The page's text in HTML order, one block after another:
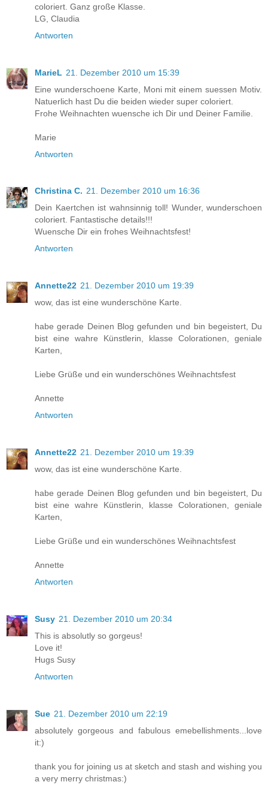
coloriert. Ganz große Klasse.
LG, Claudia
Antworten
MarieL 21. Dezember 2010 um 15:39
Eine wunderschoene Karte, Moni mit einem suessen Motiv.
Natuerlich hast Du die beiden wieder super coloriert.
Frohe Weihnachten wuensche ich Dir und Deiner Familie.
Marie
Antworten
Christina C. 21. Dezember 2010 um 16:36
Dein Kaertchen ist wahnsinnig toll! Wunder, wunderschoen
coloriert. Fantastische details!!!
Wuensche Dir ein frohes Weihnachtsfest!
Antworten
Annette22 21. Dezember 2010 um 19:39
wow, das ist eine wunderschöne Karte.
habe gerade Deinen Blog gefunden und bin begeistert, Du
bist eine wahre Künstlerin, klasse Colorationen, geniale
Karten,
Liebe Grüße und ein wunderschönes Weihnachtsfest
Annette
Antworten
Annette22 21. Dezember 2010 um 19:39
wow, das ist eine wunderschöne Karte.
habe gerade Deinen Blog gefunden und bin begeistert, Du
bist eine wahre Künstlerin, klasse Colorationen, geniale
Karten,
Liebe Grüße und ein wunderschönes Weihnachtsfest
Annette
Antworten
Susy 21. Dezember 2010 um 20:34
This is absolutly so gorgeus!
Love it!
Hugs Susy
Antworten
Sue 21. Dezember 2010 um 22:19
absolutely gorgeous and fabulous emebellishments...love
it:)
thank you for joining us at sketch and stash and wishing you
a very merry christmas:)